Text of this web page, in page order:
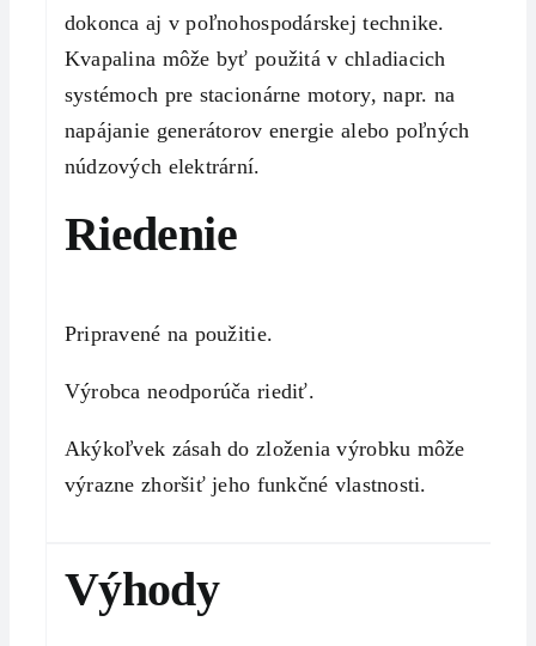
dokonca aj v poľnohospodárskej technike.
Kvapalina môže byť použitá v chladiacich
systémoch pre stacionárne motory, napr. na
napájanie generátorov energie alebo poľných
núdzových elektrární.
Riedenie
Pripravené na použitie.
Výrobca neodporúča riediť.
Akýkoľvek zásah do zloženia výrobku môže
výrazne zhoršiť jeho funkčné vlastnosti.
Výhody